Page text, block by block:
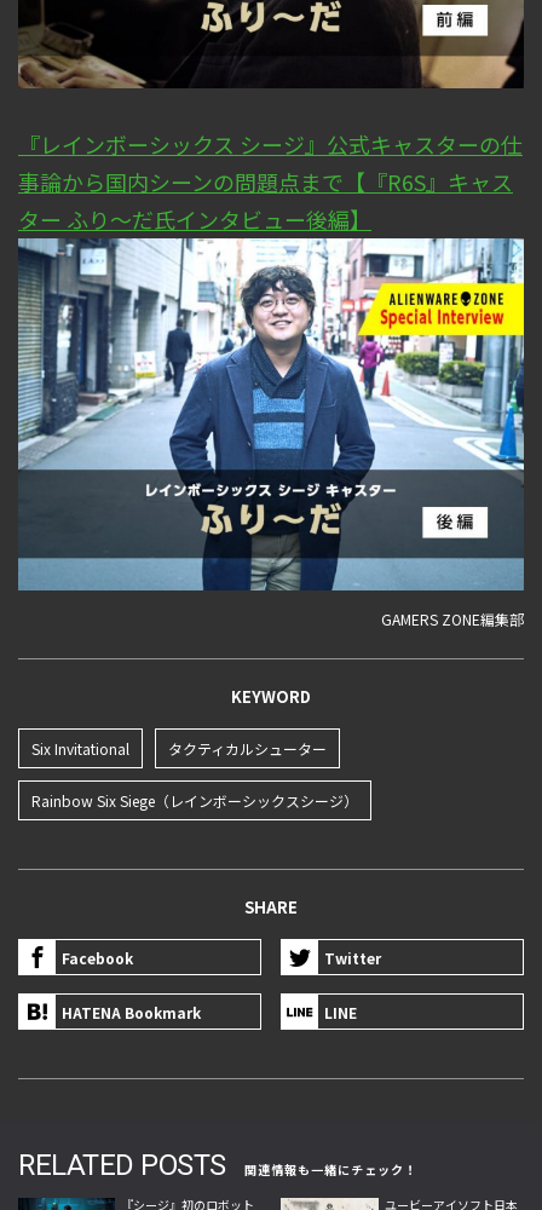
『レインボーシックス シージ』公式キャスターの仕
事論から国内シーンの問題点まで【『R6S』キャス
ター ふり～だ氏インタビュー後編】
GAMERS ZONE編集部
KEYWORD
Six Invitational タクティカルシューター
Rainbow Six Siege（レインボーシックスシージ）
SHARE
Facebook Twitter
HATENA Bookmark LINE
RELATED POSTS
関連情報も一緒にチェック！
『シージ』初のロボット
ユービーアイソフト日本